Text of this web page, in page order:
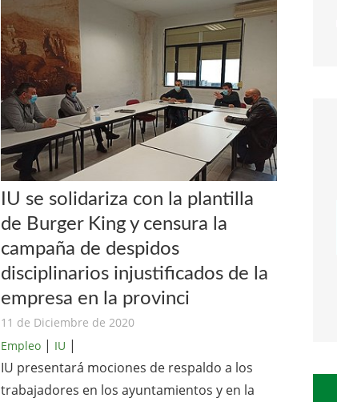
IU se solidariza con la plantilla
de Burger King y censura la
campaña de despidos
disciplinarios injustificados de la
empresa en la provinci
11 de Diciembre de 2020
Empleo | IU |
IU presentará mociones de respaldo a los
trabajadores en los ayuntamientos y en la